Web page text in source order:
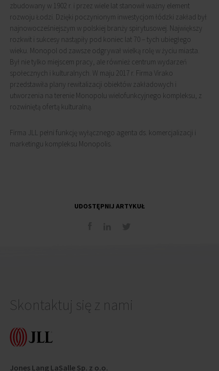
zbudowany w 1902 r. i przez wiele lat stanowił ważny element
rozwoju Łodzi. Dzięki poczynionym inwestycjom łódzki zakład był
najnowocześniejszym w polskiej branży spirytusowej. Największy
rozkwit i sukcesy nastąpiły pod koniec lat 70 – tych ubiegłego
wieku. Monopol od zawsze odgrywał wielką rolę w życiu miasta.
Był nie tylko miejscem pracy, ale również centrum wydarzeń
społecznych i kulturalnych. W maju 2017 r. Firma Virako
przedstawiła plany rewitalizacji obiektów zakładowych i
utworzenia na terenie Monopolu wielofunkcyjnego kompleksu, z
rozwiniętą ofertą kulturalną.
Firma JLL pełni funkcję wyłącznego agenta ds. komercjalizacji i
marketingu kompleksu Monopolis.
UDOSTĘPNIJ ARTYKUŁ
Skontaktuj się z nami
Jones Lang LaSalle Sp. z o.o.